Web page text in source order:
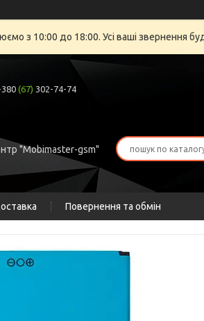
з 10:00 до 18:00. Усі ваші звернення
(67) 302-74-74
"Mobimaster-gsm"
Повернення та обмін